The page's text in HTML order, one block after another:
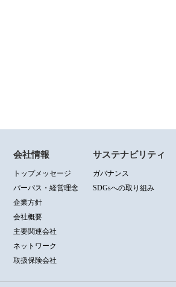
会社情報
トップメッセージ
パーパス・経営理念
企業方針
会社概要
主要関連会社
ネットワーク
取扱保険会社
サステナビリティ
ガバナンス
SDGsへの取り組み